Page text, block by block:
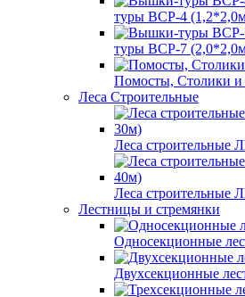
туры ВСР-4
туры ВСР-7
Помосты, Столики
Леса Строительные
Леса строительные
Леса строительные
Лестницы и стремянки
Односекционные
Двухсекционные